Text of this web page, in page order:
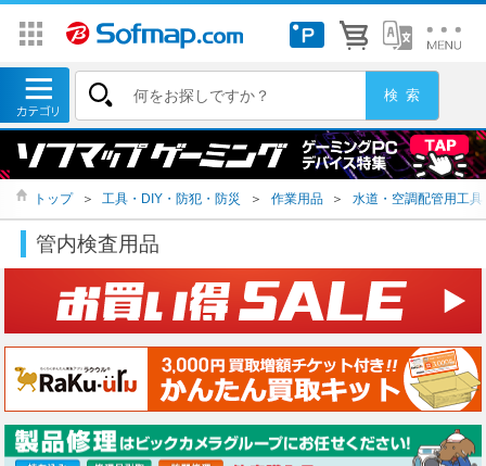
トップ ＞ 工具・DIY・防犯・防災 ＞ 作業用品 ＞ 水道・空調配管用工具
管内検査用品